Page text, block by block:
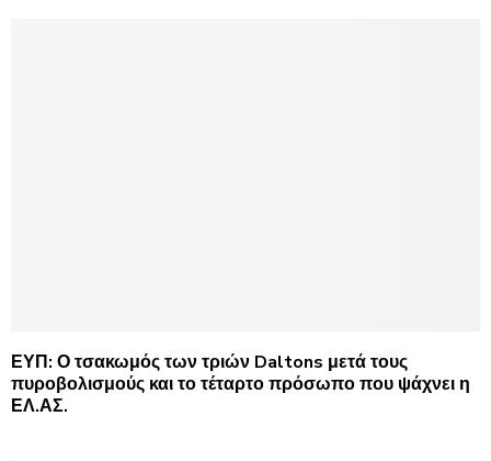
ΕΥΠ: Ο τσακωμός των τριών Daltons μετά τους
πυροβολισμούς και το τέταρτο πρόσωπο που ψάχνει η
ΕΛ.ΑΣ.